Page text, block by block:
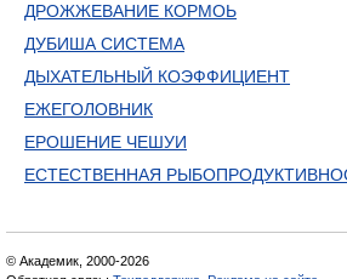
ДРОЖЖЕВАНИЕ КОРМОЬ
ДУБИША СИСТЕМА
ДЫХАТЕЛЬНЫЙ КОЭФФИЦИЕНТ
ЕЖЕГОЛОВНИК
ЕРОШЕНИЕ ЧЕШУИ
ЕСТЕСТВЕННАЯ
© Академик, 2000-2026